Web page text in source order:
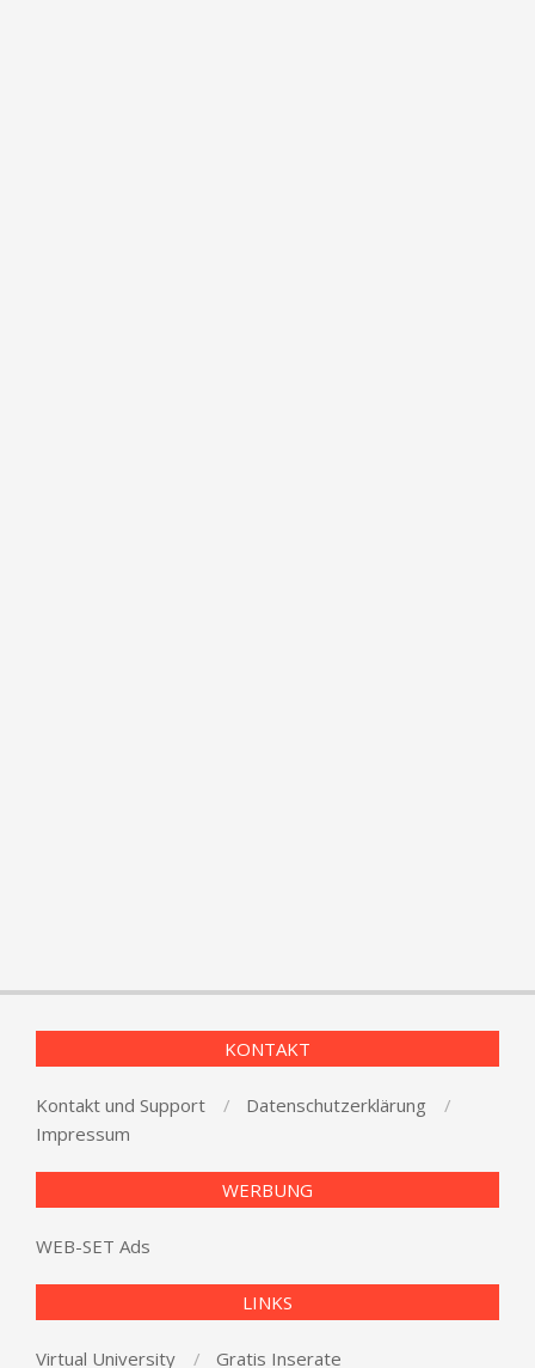
KONTAKT
Kontakt und Support
Datenschutzerklärung
Impressum
WERBUNG
WEB-SET Ads
LINKS
Virtual University Gratis Inserate